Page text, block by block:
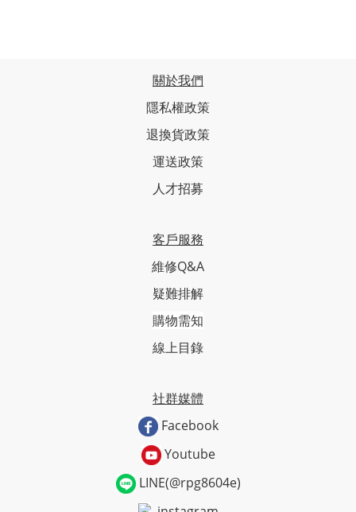
關於我們
隱私權政策
退換貨政策
運送政策
人才招募
客戶服務
維修Q&A
疑難排解
購物需知
線上目錄
社群媒體
Facebook
Youtube
LINE(@rpg8604e)